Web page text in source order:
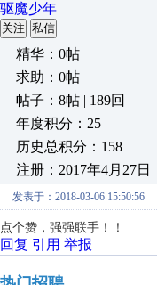
驱魔少年
关注 私信
精华：0帖
求助：0帖
帖子：8帖 | 189回
年度积分：25
历史总积分：158
注册：2017年4月27日
发表于：2018-03-06 15:50:56
点个赞，强强联手！！
回复 引用 举报